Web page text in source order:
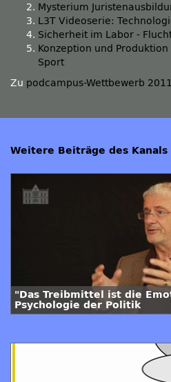
Mysterium
L3T Videoserie:
Sicherheit im Labor -
Konzeption und
Sport
Zu podcampus-Wettbewerb 2011
Weitere Beiträge des Kanals
"Das Treibmittel ist die
Psychologie der Politik